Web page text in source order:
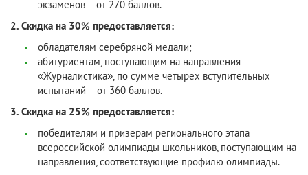
экзаменов – от 270 баллов.
2. Скидка на 30% предоставляется:
обладателям серебряной медали;
абитуриентам, поступающим на направления
«Журналистика», по сумме четырех вступительных
испытаний – от 360 баллов.
3. Скидка на 25% предоставляется:
победителям и призерам регионального этапа
всероссийской олимпиады школьников, поступающим на
направления, соответствующие профилю олимпиады.